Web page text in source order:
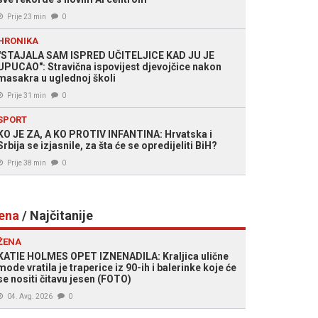
Prije 23 min 0
SAM ISPRED UČITELJICE KAD JU JE
Stravična ispovijest djevojčice nakon
u uglednoj školi
Prije 31 min 0
JE ZA, A KO PROTIV INFANTINA: Hrvatska i
se izjasnile, za šta će se opredijeliti BiH?
Prije 38 min 0
/ Najčitanije
HOLMES OPET IZNENADILA: Kraljica ulične
vratila je traperice iz 90-ih i balerinke koje će
nositi čitavu jesen (FOTO)
04. Avg. 2026 0